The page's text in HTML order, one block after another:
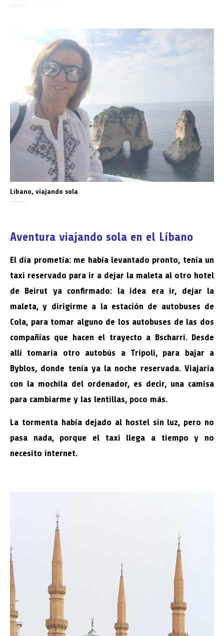
Libano, viajando sola
Aventura viajando sola en el Líbano
El día prometía: me había levantado pronto, tenía un
taxi reservado para ir a dejar la maleta al otro hotel
de Beirut ya confirmado: la idea era ir, dejar la
maleta, y dirigirme a la estación de autobuses de
Cola, para tomar alguno de los autobuses de las dos
compañías que hacen el trayecto a Bscharri. Desde
allí tomaría otro autobús a Trípoli, para bajar a
Byblos, donde tenía ya la noche reservada. Viajaría
con la mochila del ordenador, es decir, una camisa
para cambiarme y las lentillas, poco más.
La tormenta había dejado al hostel sin luz, pero no
pasa nada, porque el taxi llega a tiempo y no
necesito internet.